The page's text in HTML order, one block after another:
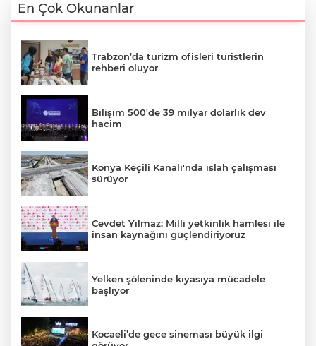
En Çok Okunanlar
Trabzon’da turizm ofisleri turistlerin
rehberi oluyor
Bilişim 500'de 39 milyar dolarlık dev
hacim
Konya Keçili Kanalı'nda ıslah çalışması
sürüyor
Cevdet Yılmaz: Milli yetkinlik hamlesi ile
insan kaynağını güçlendiriyoruz
Yelken şöleninde kıyasıya mücadele
başlıyor
Kocaeli’de gece sineması büyük ilgi